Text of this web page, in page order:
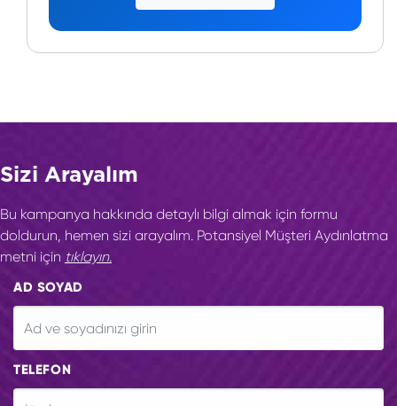
Sizi Arayalım
Bu kampanya hakkında detaylı bilgi almak için formu
doldurun, hemen sizi arayalım. Potansiyel Müşteri Aydınlatma
metni için tıklayın.
AD SOYAD
TELEFON